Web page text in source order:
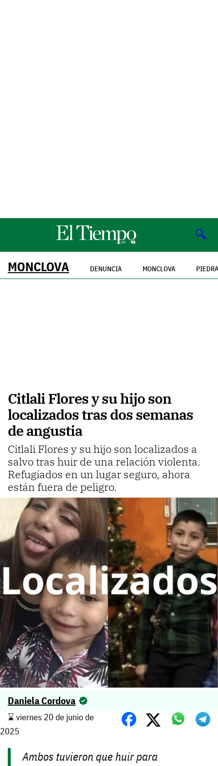
🔍
MONCLOVA DENUNCIA MONCLOVA
Citlali Flores y su hijo son
localizados tras dos semanas
de angustia
Citlali Flores y su hijo son localizados a
salvo tras huir de una relación violenta.
Refugiados en un lugar seguro, ahora
están fuera de peligro.
Daniela Cordova
⌛️ viernes 20 de junio de
2025
Ambos tuvieron que huir para